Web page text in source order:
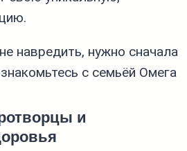
навредить, нужно сначала
с семьёй Омега
и